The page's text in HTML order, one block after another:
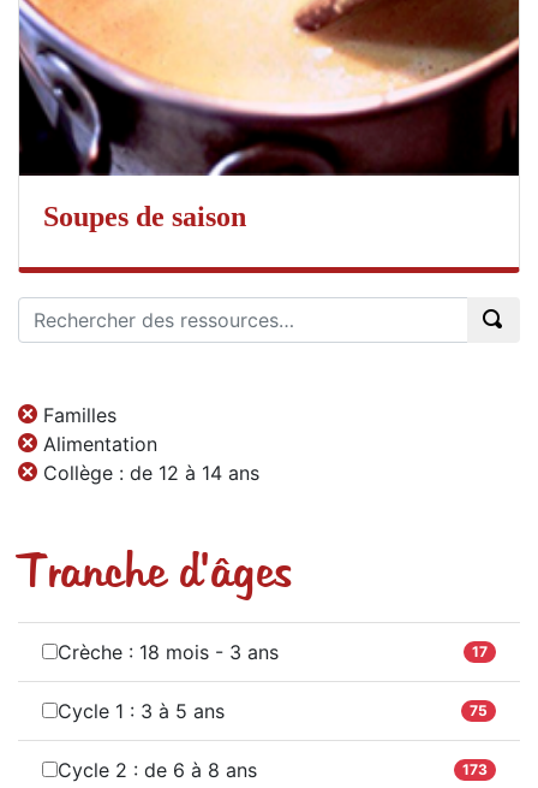
Soupes de saison
Familles
Alimentation
Collège : de 12 à 14 ans
Tranche d'âges
Crèche : 18 mois - 3 ans 17
Cycle 1 : 3 à 5 ans 75
Cycle 2 : de 6 à 8 ans 173